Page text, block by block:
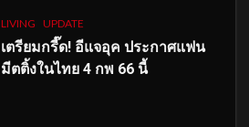
LIVING UPDATE
เตรียมกรี๊ด! อีแจอุค ประกาศแฟน
มีตติ้งในไทย 4 กพ 66 นี้